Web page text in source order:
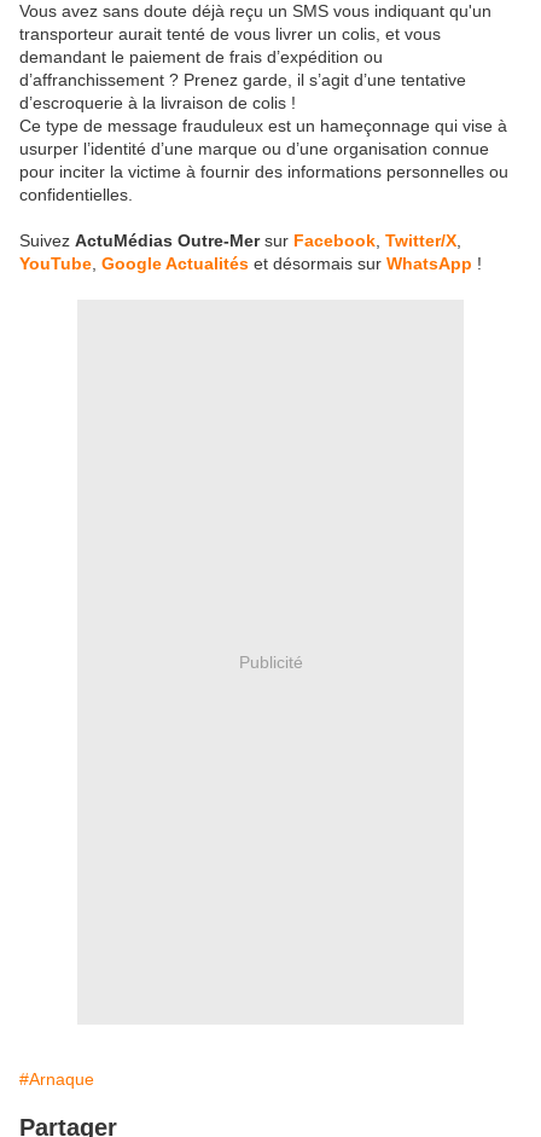
Vous avez sans doute déjà reçu un SMS vous indiquant qu'un
transporteur aurait tenté de vous livrer un colis, et vous
demandant le paiement de frais d’expédition ou
d’affranchissement ? Prenez garde, il s’agit d’une tentative
d’escroquerie à la livraison de colis !
Ce type de message frauduleux est un hameçonnage qui vise à
usurper l’identité d’une marque ou d’une organisation connue
pour inciter la victime à fournir des informations personnelles ou
confidentielles.
Suivez ActuMédias Outre-Mersur Facebook Twitter/X
YouTube Google Actualités et désormais sur WhatsApp !
Publicité
#Arnaque
Partager